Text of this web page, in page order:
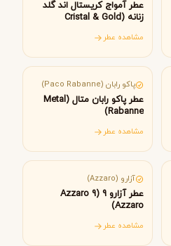
عطر آمواج کریستال اند گلد
زنانه (Cristal & Gold
مشاهده عطر
پاکو رابان (Paco Rabanne)
عطر پاکو رابان متال (Metal
Rabanne)
مشاهده عطر
آزارو (Azzaro)
عطر آزارو 9 (Azzaro 9
Azzaro)
مشاهده عطر